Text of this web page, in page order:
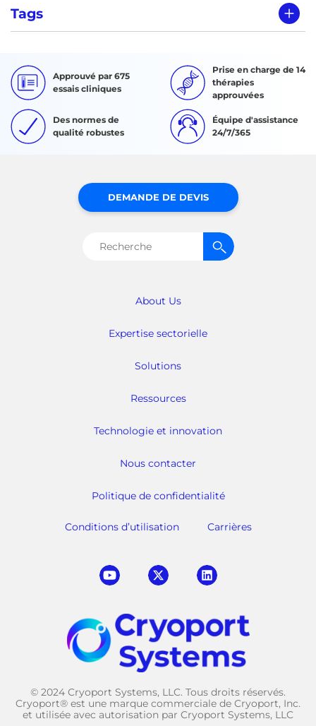
Tags
Approuvé par 675
essais cliniques
Prise en charge de 14
thérapies
approuvées
Des normes de
qualité robustes
Équipe d'assistance
24/7/365
About Us
Expertise sectorielle
Solutions
Ressources
Technologie et innovation
Nous contacter
Politique de confidentialité
Conditions d’utilisation Carrières
DEMANDE DE DEVIS
Rechercher :
© 2024 Cryoport Systems, LLC. Tous droits réservés.
Cryoport® est une marque commerciale de Cryoport, Inc.
et utilisée avec autorisation par Cryoport Systems, LLC